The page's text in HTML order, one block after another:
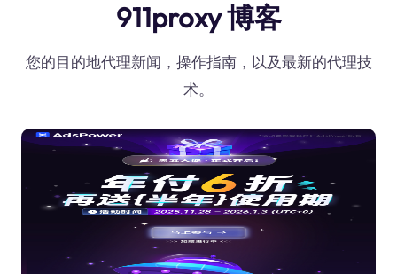
911proxy 博客
您的目的地代理新闻，操作指南，以及最新的代理技
术。